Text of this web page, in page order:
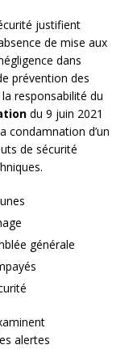
justifient
de mise aux
dans
prévention des
responsabilité du
du 9 juin 2021
condamnation d’un
de sécurité
générale
alertes